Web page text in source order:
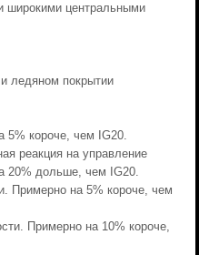
широкими центральными
ледяном покрытии
5% короче, чем IG20.
реакция на управление
20% дольше, чем IG20.
Примерно на 5% короче, чем
Примерно на 10% короче,